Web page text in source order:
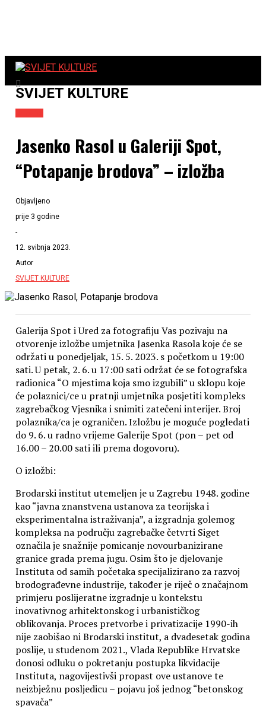
SVIJET KULTURE
Jasenko Rasol u Galeriji Spot,
“Potapanje brodova” – izložba
Objavljeno
prije 3 godine
-
12. svibnja 2023.
Autor
SVIJET KULTURE
Galerija Spot i Ured za fotografiju Vas pozivaju na
otvorenje izložbe umjetnika Jasenka Rasola koje će se
održati u ponedjeljak, 15. 5. 2023. s početkom u 19:00
sati. U petak, 2. 6. u 17:00 sati održat će se fotografska
radionica “O mjestima koja smo izgubili” u sklopu koje
će polaznici/ce u pratnji umjetnika posjetiti kompleks
zagrebačkog Vjesnika i snimiti zatečeni interijer. Broj
polaznika/ca je ograničen. Izložbu je moguće pogledati
do 9. 6. u radno vrijeme Galerije Spot (pon – pet od
16.00 – 20.00 sati ili prema dogovoru).
O izložbi:
Brodarski institut utemeljen je u Zagrebu 1948. godine
kao “javna znanstvena ustanova za teorijska i
eksperimentalna istraživanja”, a izgradnja golemog
kompleksa na području zagrebačke četvrti Siget
označila je snažnije pomicanje novourbanizirane
granice grada prema jugu. Osim što je djelovanje
Instituta od samih početaka specijalizirano za razvoj
brodograđevne industrije, također je riječ o značajnom
primjeru poslijeratne izgradnje u kontekstu
inovativnog arhitektonskog i urbanističkog
oblikovanja. Proces pretvorbe i privatizacije 1990-ih
nije zaobišao ni Brodarski institut, a dvadesetak godina
poslije, u studenom 2021., Vlada Republike Hrvatske
donosi odluku o pokretanju postupka likvidacije
Instituta, nagovijestivši propast ove ustanove te
neizbježnu posljedicu – pojavu još jednog “betonskog
spavača”